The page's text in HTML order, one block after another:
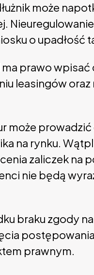
może
o upadłość
prawo wpisać
leasingów
może
na rynku.
zaliczek na
nie będą
braku zgody
prawnym.